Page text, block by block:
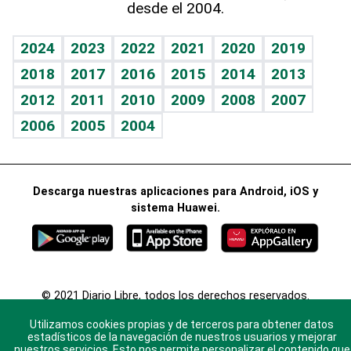
Vida y familia
Eñe
Celebrando la vida
Sin complejos
En pocas palabras
Escuchando al corazón
Economía Personal
TBT Deportivo
Guía del dinero
Horóscopos
Crucigramas
desde el 2004.
2024 2023 2022 2021 2020
2019
2018
2017 2016 2015 2014
2013
2012
2011 2010 2009 2008
2007
2006
2005 2004
Descarga nuestras aplicaciones para Android, iOS y
sistema Huawei.
© 2021 Diario Libre, todos los derechos reservados.
nosotros y conoce más sobre Diario Libre
Utilizamos cookies propias y de terceros para obtener datos
estadísticos de la navegación de nuestros usuarios y mejorar